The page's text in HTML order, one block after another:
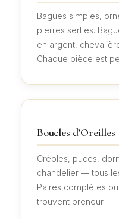
Bagues simples,
pierres serties.
en argent,
Chaque pièce est
Boucles d’Oreilles
Créoles, puces,
chandelier — tous
Paires complètes
trouvent preneur.